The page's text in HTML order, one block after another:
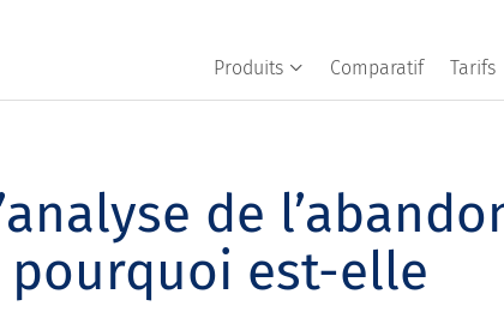
Produits Comparatif Tarifs
de
pourquoi est-elle